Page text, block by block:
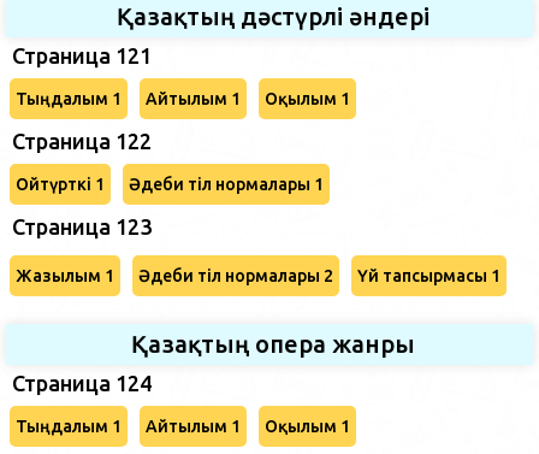
Қазақтың дәстүрлі әндері
Страница 121
Тыңдалым 1 Айтылым 1 Оқылым 1
Страница 122
Ойтүрткі 1 Әдеби тіл нормалары 1
Страница 123
Жазылым 1 Әдеби тіл нормалары 2 Үй тапсырмасы 1
Қазақтың опера жанры
Страница 124
Тыңдалым 1 Айтылым 1 Оқылым 1